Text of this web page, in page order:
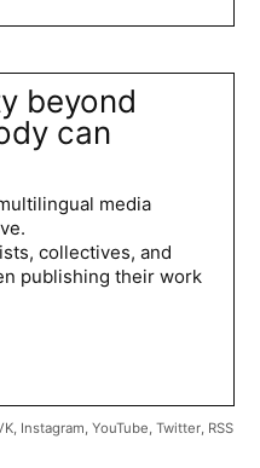
beyond
can
media
collectives, and
publishing their work
, Instagram, YouTube, Twitter, RSS